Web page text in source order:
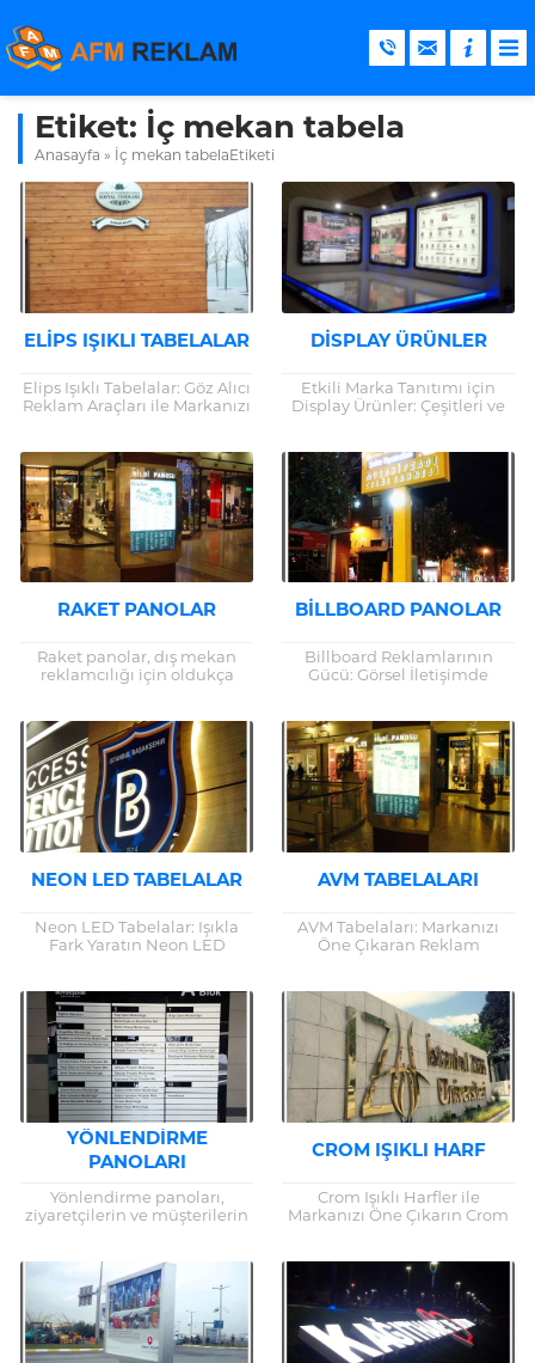
Etiket: İç mekan tabela
Anasayfa » İç mekan tabelaEtiketi
ELIPS IŞIKLI TABELALAR
Elips Işıklı Tabelalar: Göz Alıcı
Reklam Araçları ile Markanızı
çözümler, markaların
rekabetçi avantaj
kazanmasını...
DISPLAY ÜRÜNLER
Etkili Marka Tanıtımı için
Display Ürünler: Çeşitleri ve
hizmetlerini etkili bir şekilde
tanıtmalarına olanak...
RAKET PANOLAR
Raket panolar, dış mekan
reklamcılığı için oldukça
araçlarından biridir. Şehir içi
trafik...
BILLBOARD PANOLAR
Billboard Reklamlarının
Gücü: Görsel İletişimde
bir etki yaratmanın
yollarından biri olan billboard
panolar, geniş...
NEON LED TABELALAR
Neon LED Tabelalar: Işıkla
Fark Yaratın Neon LED
projelerin vazgeçilmez
aydınlatma seçeneklerinden
biri haline gelmiştir....
AVM TABELALARI
AVM Tabelaları: Markanızı
Öne Çıkaran Reklam
markalarla etkileşime geçtiği
en önemli alanlardan biridir.
Bu nedenle, AVM...
YÖNLENDIRME
PANOLARI
Yönlendirme panoları,
ziyaretçilerin ve müşterilerin
bulmalarını sağlayan kritik
unsurlardır. Bu yazıda,
yönlendirme panolarının...
CROM IŞIKLI HARF
Crom Işıklı Harfler ile
Markanızı Öne Çıkarın Crom
etkili bir görsel araçtır. Işıklı
tabelalar, özellikle...